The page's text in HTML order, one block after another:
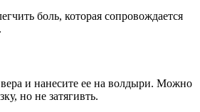
боль, которая сопровождается
вера и нанесите ее на волдыри. Можно
но не затягивть.